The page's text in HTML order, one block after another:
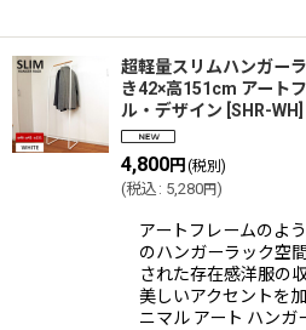
超軽量スリムハンガー
き42×高151cm アート
ル・デザイン [SHR-WH]
4,800円(税別)
(税込 : 5,280円)
アートフレームのよ
のハンガーラック空
された存在感洋服の
美しいアクセントを
ニマル アート ハンガ